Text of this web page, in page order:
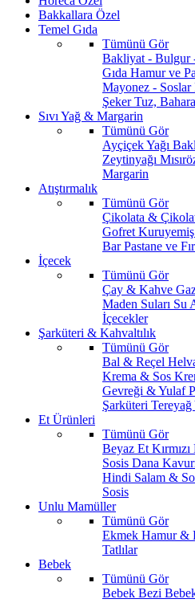
Bakkallara Özel
Temel Gıda
Tümünü Gör
Bakliyat - Bulgur
Gıda Hamur ve
Mayonez - Soslar
ŞekerTuz,
Sıvı Yağ & Margarin
Tümünü Gör
Ayçiçek Yağı
Zeytinyağı
Margarin
Atıştırmalık
Tümünü Gör
Çikolata &
Gofret
BarPastane ve
İçecek
Tümünü Gör
Çay & Kahve
Maden Suları Su
İçecekler
Şarküteri & Kahvaltılık
Tümünü Gör
Bal & Reçel
Krema & Sos
Gevreği & Yulaf
Şarküteri Tereyağ
Et Ürünleri
Tümünü Gör
Beyaz Et Kırmızı
Sosis Dana
Hindi Salam &
Sosis
Unlu Mamüller
Tümünü Gör
Ekmek Hamur &
Tatlılar
Bebek
Tümünü Gör
Bebek Bezi